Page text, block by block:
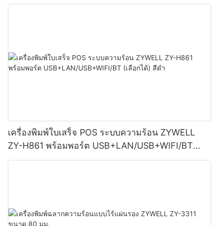
เครื่องพิมพ์ใบเสร็จ POS ระบบความร้อน ZYWELL
ZY-H861 พร้อมพอร์ต USB+LAN/USB+WIFI/BT
(เลือกได้) สีดำ